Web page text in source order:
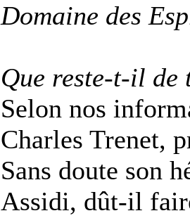
Domaine des
Que reste-t-il de
Selon nos
Charles Trenet,
Sans doute son
Assidi, dût-il